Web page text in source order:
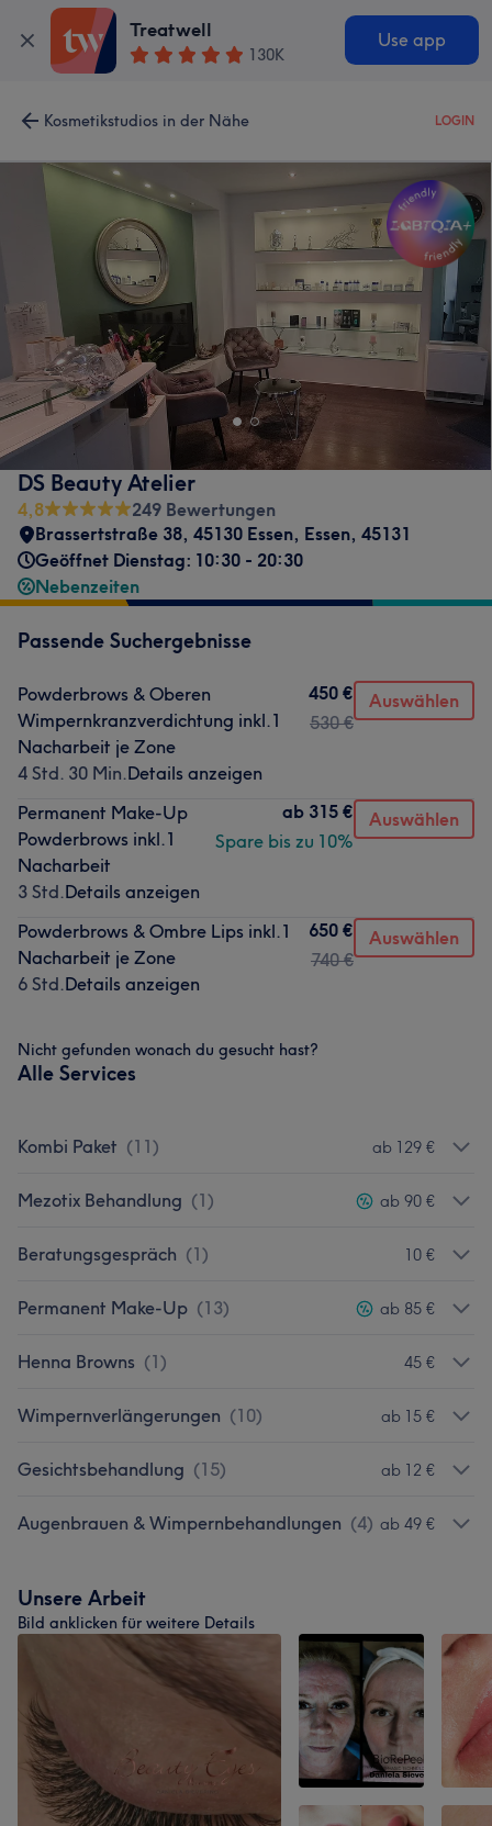
Treatwell
130K
Use app
Kosmetikstudios in der Nähe LOGIN
DS Beauty Atelier
4,8
249 Bewertungen
Brassertstraße 38, 45130 Essen, Essen, 45131
Geöffnet Dienstag: 10:30 - 20:30
Nebenzeiten
Passende Suchergebnisse
Powderbrows & Oberen
Wimpernkranzverdichtung inkl.1
Nacharbeit je Zone
4 Std. 30 Min.Details anzeigen
450 €
530 €
Auswählen
Permanent Make-Up
Powderbrows inkl.1
Nacharbeit
3 Std.Details anzeigen
ab 315 €
Spare bis zu 10%
Auswählen
Powderbrows & Ombre Lips inkl.1
Nacharbeit je Zone
6 Std.Details anzeigen
650 €
740 €
Auswählen
Nicht gefunden wonach du gesucht hast?
Alle Services
Kombi Paket (11) ab 129 €
Mezotix Behandlung (1) ab 90 €
Beratungsgespräch (1) 10 €
Permanent Make-Up (13) ab 85 €
Henna Browns (1) 45 €
Wimpernverlängerungen (10) ab 15 €
Gesichtsbehandlung (15) ab 12 €
Augenbrauen & Wimpernbehandlungen (4) ab 49 €
Unsere Arbeit
Bild anklicken für weitere Details